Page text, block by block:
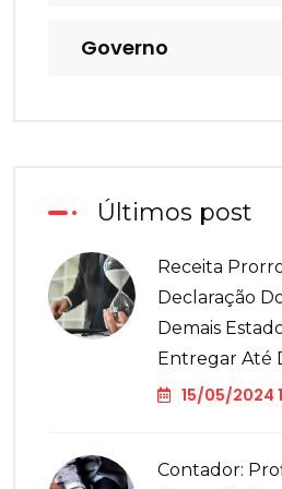
Governo
Últimos post
Receita
Declaração
Demais
Entregar Até
15/05/2024
Contador: